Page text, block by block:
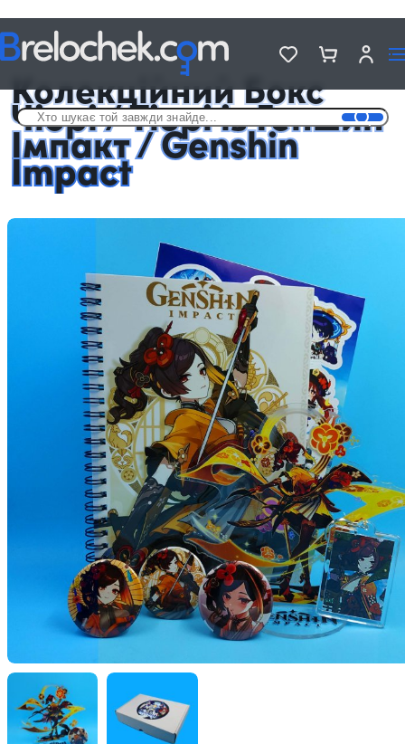
Колекційний Бокс Чіорі / Тіорі із Геншин Імпакт / Genshin Impact
Колекційний Бокс
Чіорі / Тіорі із Геншин
Імпакт / Genshin
Impact